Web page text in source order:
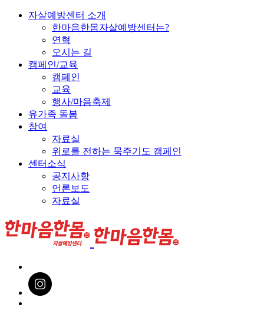
자살예방센터 소개
한마음한몸자살예방센터는?
연혁
오시는 길
캠페인/교육
캠페인
교육
행사/마음축제
유가족 돌봄
참여
자료실
위로를 전하는 묵주기도 캠페인
센터소식
공지사항
언론보도
자료실